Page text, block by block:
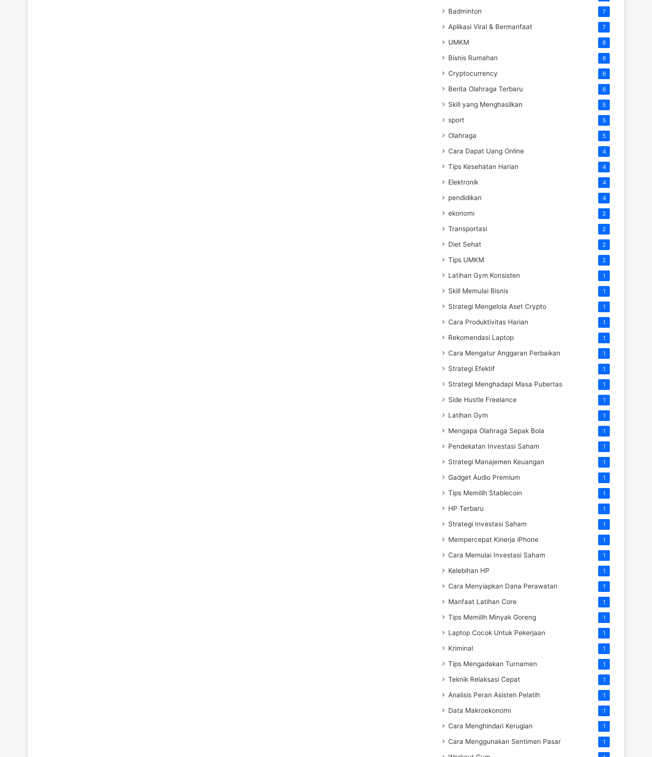
Badminton 7
Aplikasi Viral & Bermanfaat 7
UMKM 6
Bisnis Rumahan 6
Cryptocurrency 6
Berita Olahraga Terbaru 6
Skill yang Menghasilkan 5
sport 5
Olahraga 5
Cara Dapat Uang Online 4
Tips Kesehatan Harian 4
Elektronik 4
pendidikan 4
ekonomi 2
Transportasi 2
Diet Sehat 2
Tips UMKM 2
Latihan Gym Konsisten 1
Skill Memulai Bisnis 1
Strategi Mengelola Aset Crypto 1
Cara Produktivitas Harian 1
Rekomendasi Laptop 1
Cara Mengatur Anggaran Perbaikan 1
Strategi Efektif 1
Strategi Menghadapi Masa Pubertas 1
Side Hustle Freelance 1
Latihan Gym 1
Mengapa Olahraga Sepak Bola 1
Pendekatan Investasi Saham 1
Strategi Manajemen Keuangan 1
Gadget Audio Premium 1
Tips Memilih Stablecoin 1
HP Terbaru 1
Strategi Investasi Saham 1
Mempercepat Kinerja iPhone 1
Cara Memulai Investasi Saham 1
Kelebihan HP 1
Cara Menyiapkan Dana Perawatan 1
Manfaat Latihan Core 1
Tips Memilih Minyak Goreng 1
Laptop Cocok Untuk Pekerjaan 1
Kriminal 1
Tips Mengadakan Turnamen 1
Teknik Relaksasi Cepat 1
Analisis Peran Asisten Pelatih 1
Data Makroekonomi 1
Cara Menghindari Kerugian 1
Cara Menggunakan Sentimen Pasar 1